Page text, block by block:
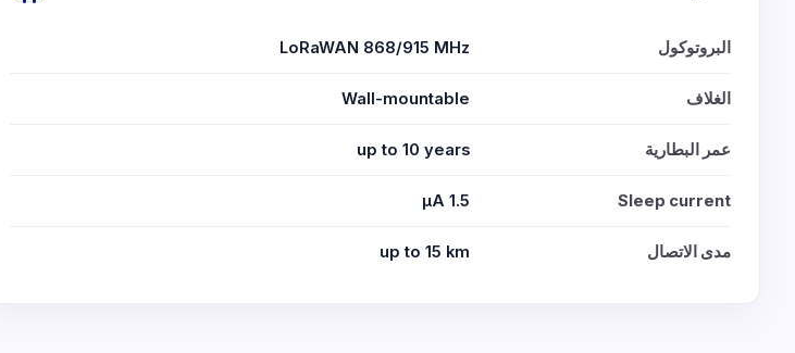
البروتوكول LoRaWAN 868/915 MHz
الغلاف Wall-mountable
عمر البطارية up to 10 years
Sleep current
1.5 μA
مدى الاتصال up to 15 km